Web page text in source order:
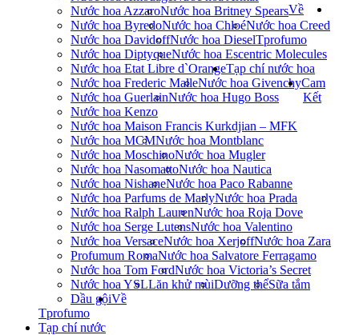
Nước hoa AzzaroNước hoa Britney Spears
Nước hoa ByredoNước hoa ChloéNước hoa Creed
Nước hoa DavidoffNước hoa Diesel
Nước hoa DiptyqueNước hoa Escentric Molecules
Nước hoa Etat Libre d`Orange
Nước hoa Frederic MalleNước hoa Givenchy
Nước hoa GuerlainNước hoa Hugo Boss
Nước hoa Kenzo
Nước hoa Maison Francis Kurkdjian – MFK
Nước hoa MCMNước hoa Montblanc
Nước hoa MoschinoNước hoa Mugler
Nước hoa NasomattoNước hoa Nautica
Nước hoa NishaneNước hoa Paco Rabanne
Nước hoa Parfums de MarlyNước hoa Prada
Nước hoa Ralph LaurenNước hoa Roja Dove
Nước hoa Serge LutensNước hoa Valentino
Nước hoa VersaceNước hoa XerjoffNước hoa Zara
Profumum RomaNước hoa Salvatore Ferragamo
Nước hoa Tom FordNước hoa Victoria’s Secret
Nước hoa YSLLăn khử mùiDưỡng thểSữa tắm
Dầu gội
Về
Tprofumo
Tạp chí nước hoa
Cam
Kết
Về
Tprofumo
Tạp chí nước